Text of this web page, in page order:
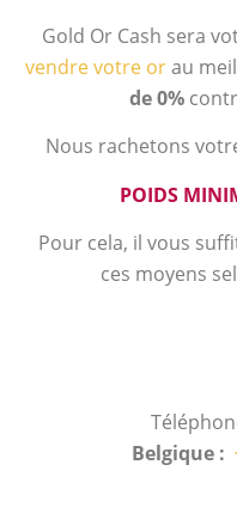
Gold Or Cash sera
vendre votre orau
de 0%
Nous rachetons
POIDS
Pour cela, il vous
ces moyens
Belgique :